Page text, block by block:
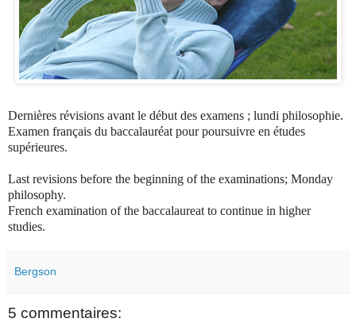
Dernières révisions avant le début des examens ; lundi philosophie.
Examen français du baccalauréat pour poursuivre en études
supérieures.
Last revisions before the beginning of the examinations; Monday
philosophy.
French examination of the baccalaureat to continue in higher
studies.
Bergson
5 commentaires: